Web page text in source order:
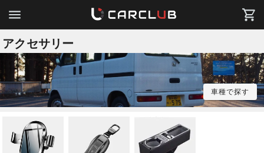
アクセサリー
車種で探す